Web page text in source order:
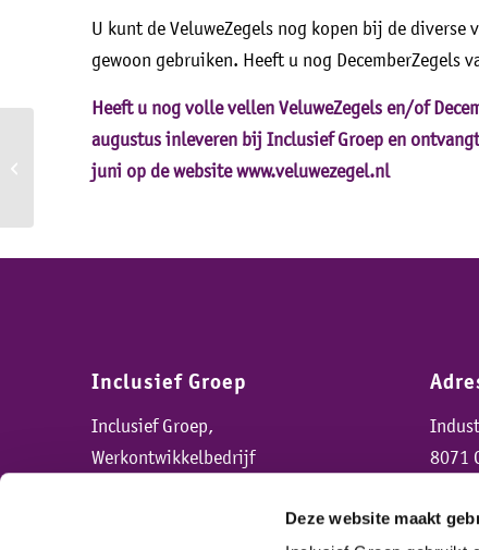
Deze website maakt
U kunt de VeluweZegels nog kopen bij de
gewoon gebruiken. Heeft u nog DecemberZegels
Heeft u nog volle vellen VeluweZegels en/of
augustus inleveren bij Inclusief Groep en
juni op de websitewww.veluwezegel.nl
Inclusief Groep
Inclusief Groep,
Werkontwikkelbedrijf
8071
Inclusief Groep